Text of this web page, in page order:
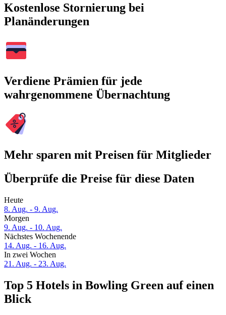
Kostenlose Stornierung bei
Planänderungen
Verdiene Prämien für jede
wahrgenommene Übernachtung
Mehr sparen mit Preisen für Mitglieder
Überprüfe die Preise für diese Daten
Heute
8. Aug. - 9. Aug.
Morgen
9. Aug. - 10. Aug.
Nächstes Wochenende
14. Aug. - 16. Aug.
In zwei Wochen
21. Aug. - 23. Aug.
Top 5 Hotels in Bowling Green auf einen
Blick